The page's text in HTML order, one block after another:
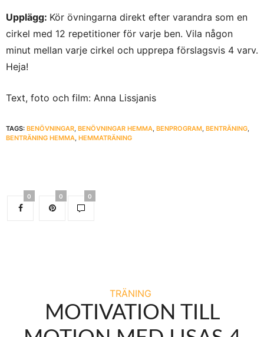
Upplägg: Kör övningarna direkt efter varandra som en
cirkel med 12 repetitioner för varje ben. Vila någon
minut mellan varje cirkel och upprepa förslagsvis 4 varv.
Heja!
Text, foto och film: Anna Lissjanis
TAGS: BENÖVNINGAR BENÖVNINGAR HEMMA BENPROGRAM BENTRÄNING
BENTRÄNING HEMMA HEMMATRÄNING
0 0 0
TRÄNING
MOTIVATION TILL